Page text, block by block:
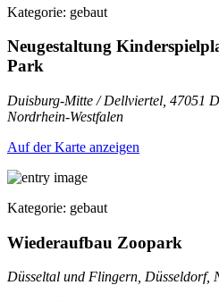
Kategorie: gebaut
Neugestaltung
Park
Duisburg-Mitte / Dellviertel, 47051
Nordrhein-Westfalen
Auf der Karte anzeigen
Kategorie: gebaut
Wiederaufbau Zoopark
Düsseltal und Flingern, Düsseldorf,